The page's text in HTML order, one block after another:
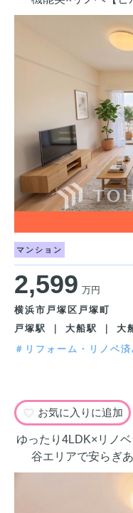
マンション
2,599 万円
横浜市戸塚区戸塚町
戸塚駅 ｜ 大船駅 ｜ 大
＃リフォーム・リノベ済
お気に入りに追加
ゆったり4LDK×リノ
谷エリアで安らぎ